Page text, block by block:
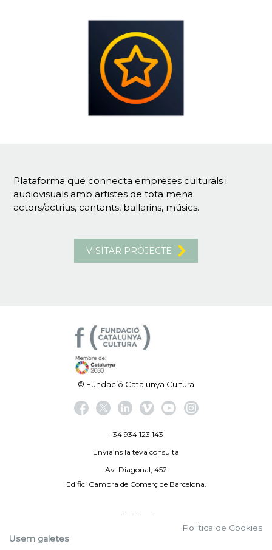
Plataforma que connecta empreses culturals i
audiovisuals amb artistes de tota mena:
actors/actrius, cantants, ballarins, músics.
VISITAR PROJECTE
© Fundació Catalunya Cultura
+34 934 123 143
Envia’ns la teva consulta
Av. Diagonal, 452
Edifici Cambra de Comerç de Barcelona.
Avís legal
Politica de Cookies
Usem galetes